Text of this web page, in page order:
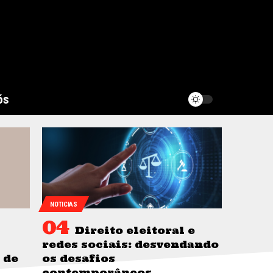
de
NOTICIAS
Direito eleitoral e
redes sociais: desvendando
os desafios